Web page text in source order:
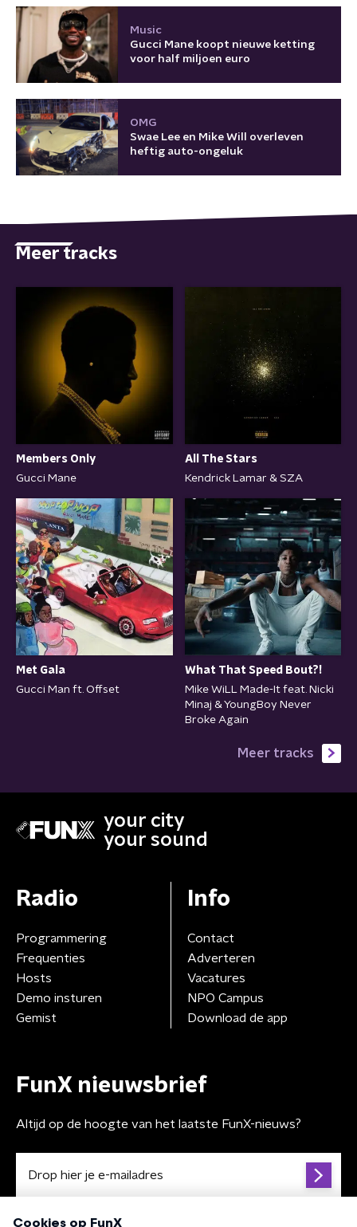
Music
Gucci Mane koopt nieuwe ketting
voor half miljoen euro
OMG
Swae Lee en Mike Will overleven
heftig auto-ongeluk
Meer tracks
Members Only
Gucci Mane
All The Stars
Kendrick Lamar & SZA
Met Gala
Gucci Man ft. Offset
What That Speed Bout?!
Mike WiLL Made-It feat. Nicki
Minaj & YoungBoy Never
Broke Again
Meer tracks
your city
your sound
Radio
Programmering
Frequenties
Hosts
Demo insturen
Gemist
Info
Contact
Adverteren
Vacatures
NPO Campus
Download de app
FunX nieuwsbrief
Altijd op de hoogte van het laatste FunX-nieuws?